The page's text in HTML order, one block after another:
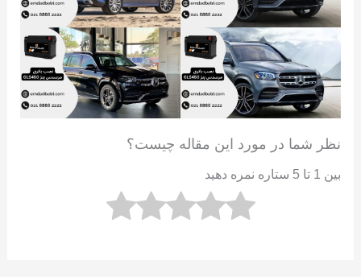
نظر شما در مورد این مقاله چیست؟
بین 1 تا 5 ستاره نمره دهید